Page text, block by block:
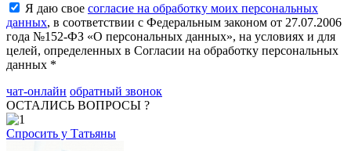
Я даю свое согласие на обработку моих персональных
данных, в соответствии с Федеральным законом от 27.07.2006
года №152-ФЗ «О персональных данных», на условиях и для
целей, определенных в Согласии на обработку персональных
данных *
чат-онлайн обратный звонок
ОСТАЛИСЬ ВОПРОСЫ ?
Спросить у Татьяны